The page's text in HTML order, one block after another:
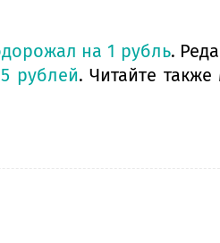
на 1 рубль.
рублей. Читайте